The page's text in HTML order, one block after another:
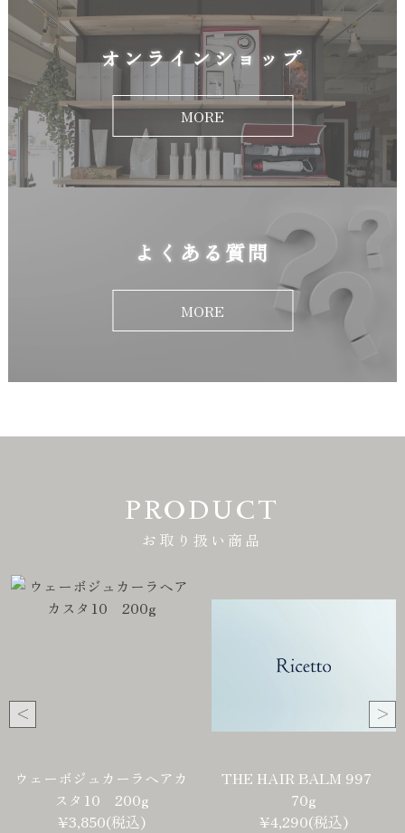
オンラインショップ
MORE
よくある質問
MORE
PRODUCT
お取り扱い商品
THE HAIR BALM 997
70g
¥4,290(税込)
TRKナチュラルオイル
NO,3 90ml
¥4,180(税込)